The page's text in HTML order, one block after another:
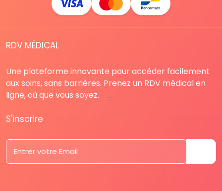
RDV MÉDICAL
Une plateforme innovante pour accéder facilement
aux soins, sans barrières. Prenez un RDV médical en
ligne, où que vous soyez.
S'inscrire